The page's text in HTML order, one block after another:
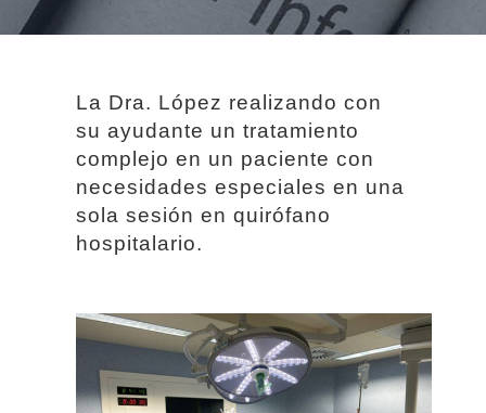
La Dra. López realizando con
su ayudante un tratamiento
complejo en un paciente con
necesidades especiales en una
sola sesión en quirófano
hospitalario.